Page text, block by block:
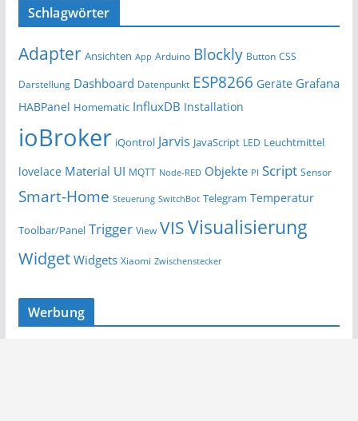
Schlagwörter
Adapter Ansichten App Arduino Blockly Button CSS
Darstellung Dashboard Datenpunkt ESP8266 Geräte Grafana
HABPanel Homematic InfluxDB Installation
ioBroker iQontrol Jarvis JavaScript LED Leuchtmittel
lovelace Material UI MQTT Node-RED Objekte PI Script Sensor
Smart-Home Steuerung SwitchBot Telegram Temperatur
Toolbar/Panel Trigger View VISVisualisierung
Widget Widgets Xiaomi Zwischenstecker
Werbung